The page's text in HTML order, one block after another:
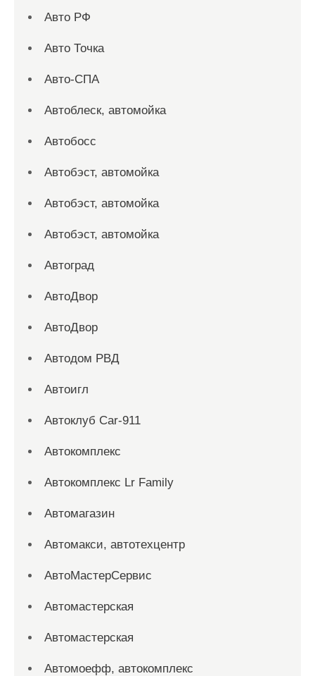
Авто РФ
Авто Точка
Авто-СПА
Автоблеск, автомойка
Автобосс
Автобэст, автомойка
Автобэст, автомойка
Автобэст, автомойка
Автоград
АвтоДвор
АвтоДвор
Автодом РВД
Автоигл
Автоклуб Car-911
Автокомплекс
Автокомплекс Lr Family
Автомагазин
Автомакси, автотехцентр
АвтоМастерСервис
Автомастерская
Автомастерская
Автомоефф, автокомплекс